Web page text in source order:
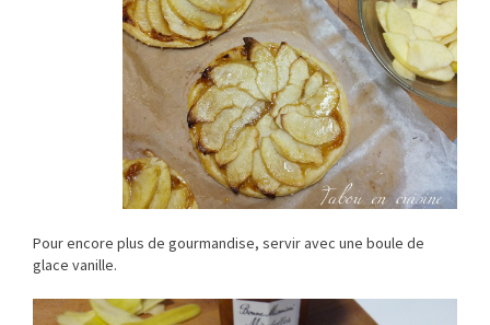
Pour encore plus de gourmandise, servir avec une boule de
glace vanille.